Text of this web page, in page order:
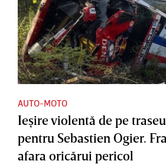
AUTO-MOTO
Ieşire violentă de pe
pentru Sebastien Ogier.
afara oricărui pericol